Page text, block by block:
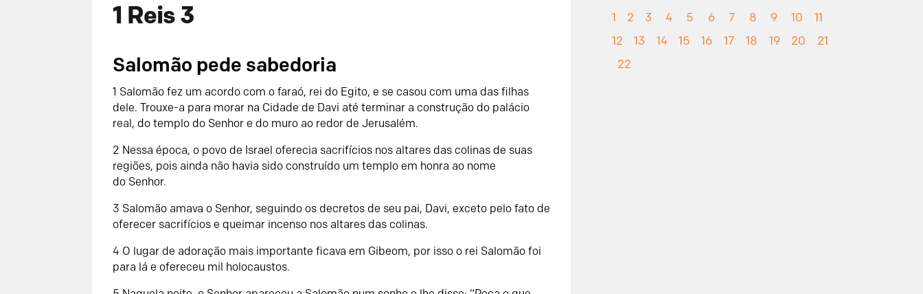
1 Reis 3
Salomão pede sabedoria
1 Salomão fez um acordo com o faraó, rei do Egito, e se casou com uma das filhas
dele. Trouxe-a para morar na Cidade de Davi até terminar a construção do palácio
real, do templo do Senhor e do muro ao redor de Jerusalém.
2 Nessa época, o povo de Israel oferecia sacrifícios nos altares das colinas de suas
regiões, pois ainda não havia sido construído um templo em honra ao nome
do Senhor.
3 Salomão amava o Senhor, seguindo os decretos de seu pai, Davi, exceto pelo fato de
oferecer sacrifícios e queimar incenso nos altares das colinas.
4 O lugar de adoração mais importante ficava em Gibeom, por isso o rei Salomão foi
para lá e ofereceu mil holocaustos.
1 2 3 4 5 6 7 8 9 10
11
12
13 14 15 16 17 18 19 20
21
22